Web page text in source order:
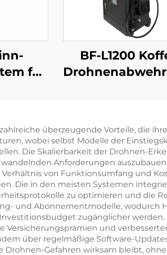
für
BF-L1200
überzeugende Vorteile, die
wobei selbst Modelle der
Die Skalierbarkeit der Drohnen-
Anforderungen
von Funktionsumfang und
Die in den meisten Systemen
zu optimieren und die
und Abonnementmodelle, wodurch
zugänglicher
Versicherungsprämien und
über regelmäßige Software-
Gefahren wirksam bleibt,